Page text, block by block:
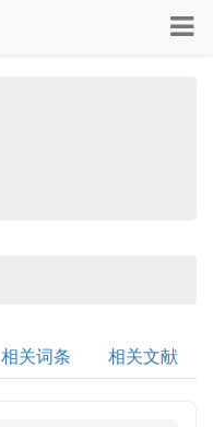
相关词条 相关文献